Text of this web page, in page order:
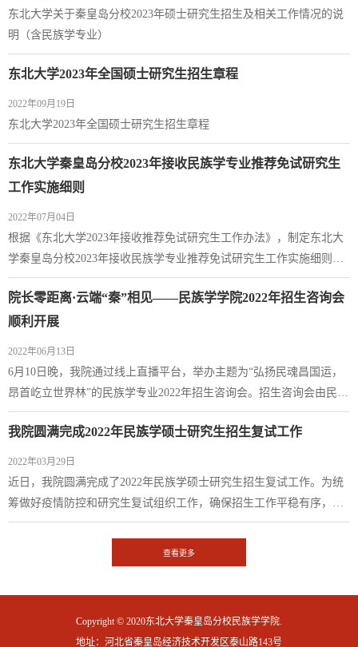
东北大学关于秦皇岛分校2023年硕士研究生招生及相关工作情况的说
明（含民族学专业）
东北大学2023年全国硕士研究生招生章程
2022年09月19日
东北大学2023年全国硕士研究生招生章程
东北大学秦皇岛分校2023年接收民族学专业推荐免试研究生
工作实施细则
2022年07月04日
根据《东北大学2023年接收推荐免试研究生工作办法》，制定东北大
学秦皇岛分校2023年接收民族学专业推荐免试研究生工作实施细则如
下：一、申请条件在满足东北大学接收推免生的申请条件基础上，还
应满足以下条件：申请人本科专业应为民族学、社会学、历史学、政
治学、语言文学等人文社会学科。二、推免生优惠政策1.录取至民族
院长零距离·云端“秦”相见——民族学学院2022年招生咨询会
顺利开展
2022年06月13日
6月10日晚，我院通过线上直播平台，举办主题为“弘扬民魂昌国运，
昂首屹立世界林”的民族学专业2022年招生咨询会。招生咨询会由民族
学学院院长郝庆云教授主讲，民族学学院全体教师参与活动。会议由
校招生办相关同志组织。会议伊始，郝庆云院长祝贺同学们圆满顺利
地完成高考，即将开启人生新的征程。并向同学们真诚地推荐东北大
学民族学本科专业，希望同学们关注和选择。随后，郝院长从东北大
学及秦皇岛分校民族学学院简介、新时...
我院圆满完成2022年民族学硕士研究生招生复试工作
2022年03月29日
近日，我院圆满完成了2022年民族学硕士研究生招生复试工作。为统
筹做好疫情防控和研究生复试组织工作，确保招生工作平稳有序，按
照《关于做好2022年全国硕士研究生招生录取工作的通知》及《东北
生复试工作小组，制定了科学规范、学科特色鲜明的复试工作实施细
查看更多
Copyright © 2020东北大学秦皇岛分校民族学学院.
地址：河北省秦皇岛经济技术开发区泰山路143号